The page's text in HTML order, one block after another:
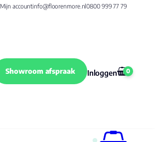
Mijn accountinfo@floorenmore.nl0800 999 77 79
Showroom afspraak Inloggen 0